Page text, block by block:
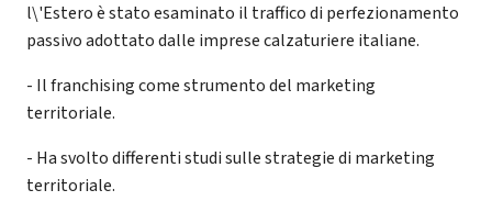
l\'Estero è stato esaminato il traffico di perfezionamento
passivo adottato dalle imprese calzaturiere italiane.
- Il franchising come strumento del marketing
territoriale.
- Ha svolto differenti studi sulle strategie di marketing
territoriale.